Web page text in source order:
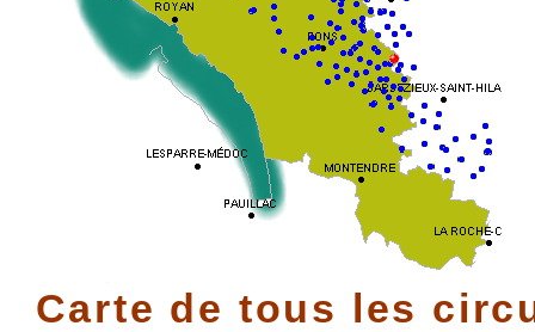
Carte de tous les